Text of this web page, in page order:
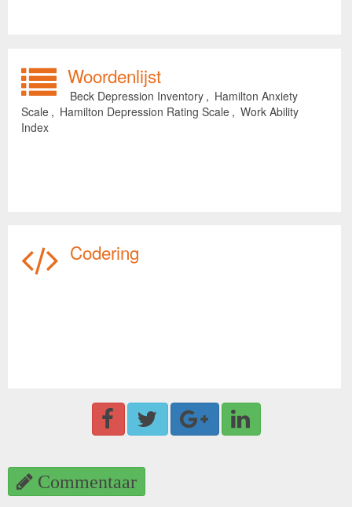
Woordenlijst
Beck Depression Inventory , Hamilton Anxiety
Scale , Hamilton Depression Rating Scale , Work Ability
Index
Codering
Commentaar